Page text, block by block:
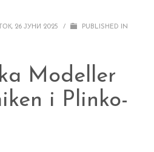
26 ЈУНИ 2025 /
PUBLISHED IN
Modeller
i Plinko-